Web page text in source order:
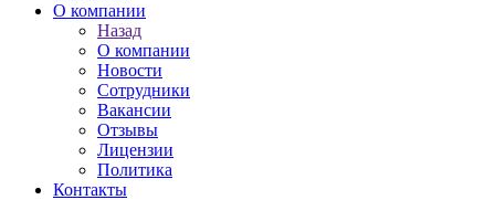
О компании
Назад
О компании
Новости
Сотрудники
Вакансии
Отзывы
Лицензии
Политика
Контакты